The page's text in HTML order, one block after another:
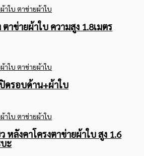
าข่ายผ้าใบ ความสูง 1.8เมตร
ดรอบด้าน+ผ้าใบ
หลังคาโครงตาข่ายผ้าใบ สูง 1.6
ะ